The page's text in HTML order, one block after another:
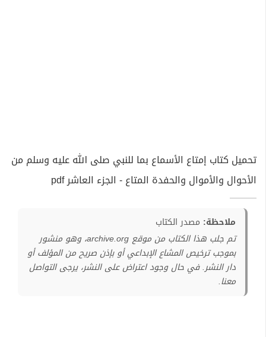
تحميل كتاب إمتاع الأسماع بما للنبي صلى الله عليه وسلم من
الأحوال والأموال والحفدة المتاع - الجزء العاشر pdf
ملاحظة: مصدر الكتاب
تم جلب هذا الكتاب من موقع archive.org، وهو منشور
بموجب ترخيص المشاع الإبداعي أو بإذن صريح من المؤلف أو
دار النشر. في حال وجود اعتراض على النشر، يرجى التواصل
معنا.